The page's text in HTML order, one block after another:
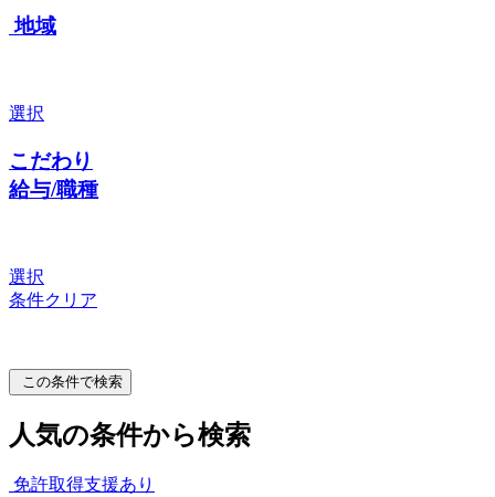
地域
選択
こだわり
給与/職種
選択
条件クリア
この条件で検索
人気の条件から検索
免許取得支援あり